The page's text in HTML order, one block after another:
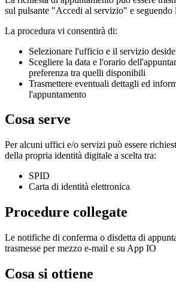
sul pulsante "Accedi al servizio" e seguendo
La procedura vi consentirà di:
Selezionare l'ufficio e il servizio
Scegliere la data e l'orario
preferenza tra quelli disponibili
Trasmettere eventuali dettagli ed
l'appuntamento
Cosa serve
Per alcuni uffici e/o servizi può essere
della propria identità digitale a scelta tra:
SPID
Carta di identità elettronica
Procedure collegate
Le notifiche di conferma o disdetta di
trasmesse per mezzo e-mail e su App IO
Cosa si ottiene